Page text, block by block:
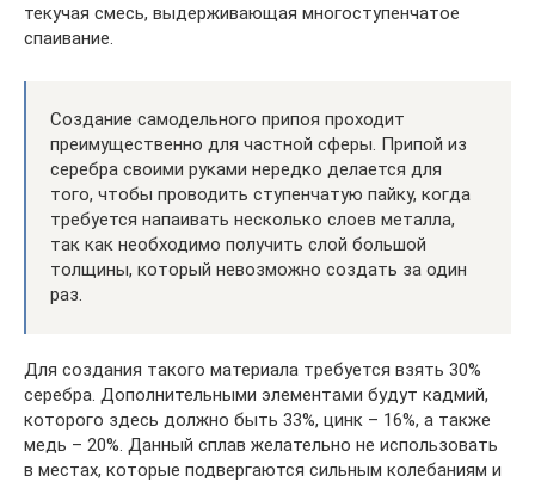
текучая смесь, выдерживающая многоступенчатое
спаивание.
Создание самодельного припоя проходит
преимущественно для частной сферы. Припой из
серебра своими руками нередко делается для
того, чтобы проводить ступенчатую пайку, когда
требуется напаивать несколько слоев металла,
так как необходимо получить слой большой
толщины, который невозможно создать за один
раз.
Для создания такого материала требуется взять 30%
серебра. Дополнительными элементами будут кадмий,
которого здесь должно быть 33%, цинк – 16%, а также
медь – 20%. Данный сплав желательно не использовать
в местах, которые подвергаются сильным колебаниям и